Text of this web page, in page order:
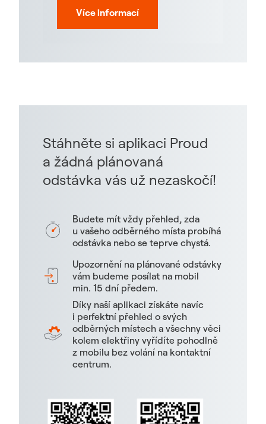
Více informací
Stáhněte si aplikaci Proud
a žádná plánovaná
odstávka vás už nezaskočí!
Budete mít vždy přehled, zda
u vašeho odběrného místa probíhá
odstávka nebo se teprve chystá.
Upozornění na plánované odstávky
vám budeme posílat na mobil
min. 15 dní předem.
Díky naší aplikaci získáte navíc
i perfektní přehled o svých
odběrných místech a všechny věci
kolem elektřiny vyřídíte pohodlně
z mobilu bez volání na kontaktní
centrum.